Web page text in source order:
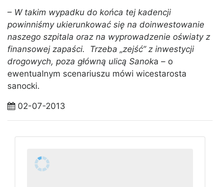
– W takim wypadku do końca tej kadencji
powinniśmy ukierunkować się na doinwestowanie
naszego szpitala oraz na wyprowadzenie oświaty z
finansowej zapaści. Trzeba „zejść” z inwestycji
drogowych, poza główną ulicą Sanoka – o
ewentualnym scenariuszu mówi wicestarosta
sanocki.
02-07-2013